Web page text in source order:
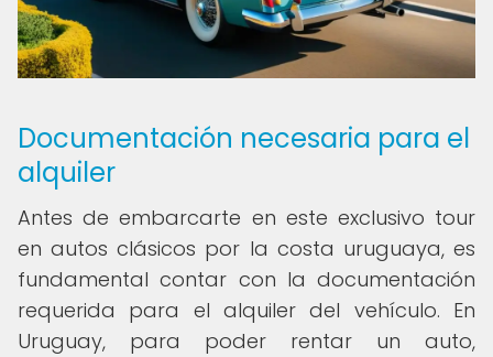
Documentación necesaria para el
alquiler
Antes de embarcarte en este exclusivo tour
en autos clásicos por la costa uruguaya, es
fundamental contar con la documentación
requerida para el alquiler del vehículo. En
Uruguay, para poder rentar un auto,